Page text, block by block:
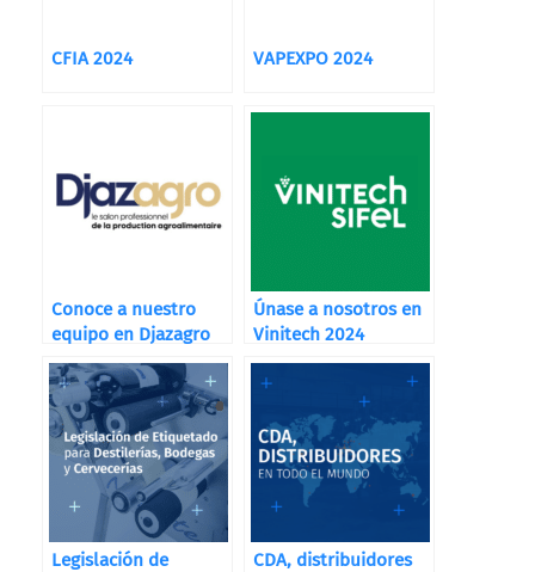
CFIA 2024 VAPEXPO 2024
Conoce a nuestro
equipo en Djazagro
Únase a nosotros en
Vinitech 2024
Legislación de
CDA, distribuidores